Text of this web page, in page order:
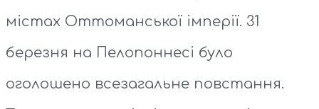
містах Оттоманської імперії. 31
березня на Пелопоннесі було
оголошено всезагальне повстання.